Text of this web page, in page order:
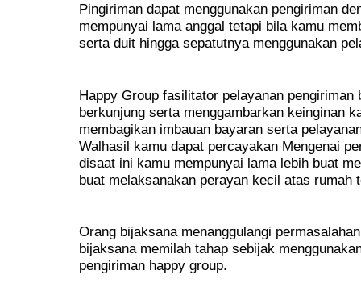
Pingiriman dapat menggunakan pengiriman
mempunyai lama anggal tetapi bila kamu
serta duit hingga sepatutnya menggunakan
Happy Group fasilitator pelayanan pengiriman
berkunjung serta menggambarkan keinginan
membagikan imbauan bayaran serta
Walhasil kamu dapat percayakan Mengenai
disaat ini kamu mempunyai lama lebih buat
buat melaksanakan perayan kecil atas rumah
Orang bijaksana menanggulangi
bijaksana memilah tahap sebijak
pengiriman happy group.